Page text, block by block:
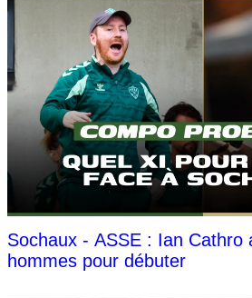
Sochaux - ASSE : Ian Cathro
hommes pour débuter